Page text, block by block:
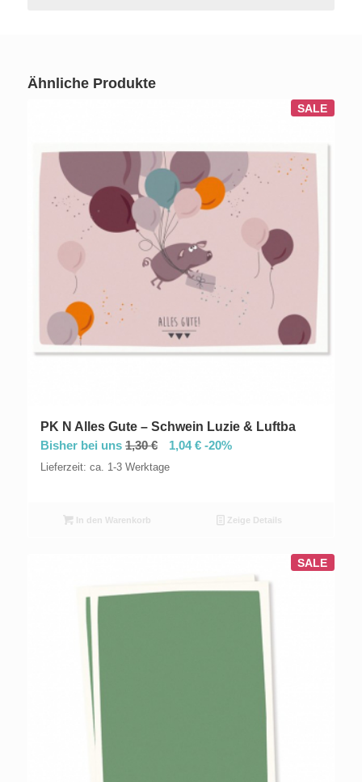
Ähnliche Produkte
SALE
PK N Alles Gute – Schwein Luzie & Luftba
Bisher bei uns 1,30€ 1,04€-20%
Lieferzeit: ca. 1-3 Werktage
In den Warenkorb Zeige Details
SALE